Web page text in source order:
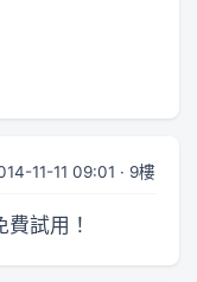
11-11 09:01 · 9樓
試用！